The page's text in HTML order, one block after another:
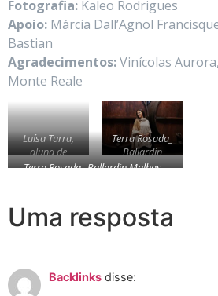
Fotografia: Kaleo Rodrigues
Apoio: Márcia Dall’Agnol
Bastian
Agradecimentos:Vinícolas
Monte Reale
Luísa Turra,
aluna de
Design de
Chinelato
Terra Rosada_
Ballardin
Malhas _
Terra Rosada_ Ballardin Malhas _
Uma resposta
Backlinks disse: